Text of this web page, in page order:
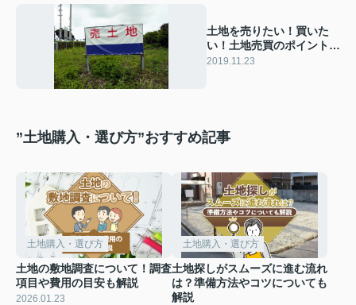
土地を売りたい！買いた
い！土地売買のポイントま
とめ
2019.11.23
”土地購入・選び方”おすすめ記事
土地購入・選び方
土地の敷地調査について！調査
項目や費用の目安も解説
2026.01.23
土地購入・選び方
土地探しがスムーズに進む流れ
は？準備方法やコツについても
解説